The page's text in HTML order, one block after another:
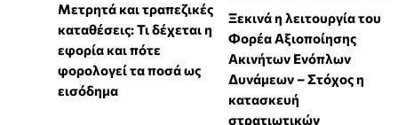
Μετρητά και τραπεζικές
καταθέσεις: Τι δέχεται η
εφορία και πότε
φορολογεί τα ποσά ως
εισόδημα
Ξεκινά η λειτουργία του
Φορέα Αξιοποίησης
Ακινήτων Ενόπλων
Δυνάμεων – Στόχος η
κατασκευή
στρατιωτικών